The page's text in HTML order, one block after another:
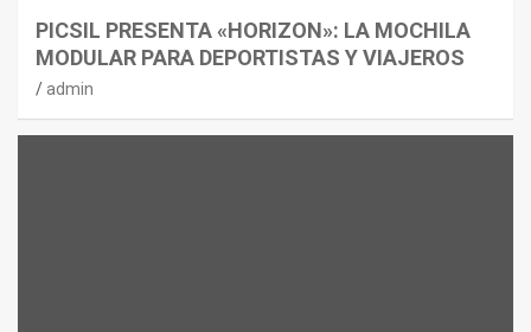
PICSIL PRESENTA «HORIZON»: LA MOCHILA
MODULAR PARA DEPORTISTAS Y VIAJEROS
admin